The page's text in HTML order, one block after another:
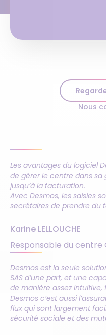
Nous
Les avantages du logiciel
de gérer le centre dans sa
jusqu’à la facturation.
Avec Desmos, les saisies
secrétaires de prendre du
Karine LELLOUCHE
Responsable du centre
Desmos est la seule
SAS d’une part, et une
de manière assez
Desmos c’est aussi
flux qui sont largement
sécurité sociale et des